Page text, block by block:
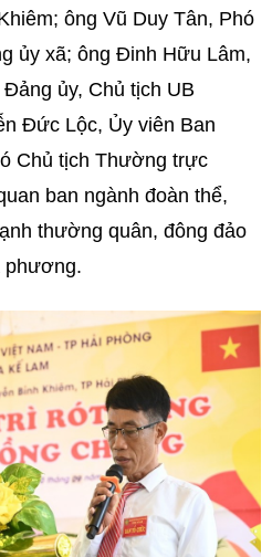
ông Vũ Duy Tân, Phó
ủy xã; ông Đinh Hữu Lâm,
ủy, Chủ tịch UB
Đức Lộc, Ủy viên Ban
Chủ tịch Thường trực
ban ngành đoàn thể,
thường quân, đông đảo
phương.